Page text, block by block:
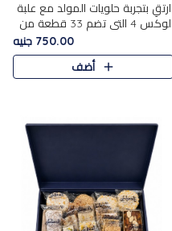
ارتقِ بتجربة حلويات المولد مع علبة
لوكس 4 التي تضم 33 قطعة من
تشكيلة فاخرة ومتنوعة من أشهر
الأصناف الشرقية. تحتوي العلبة على
الجزرية بالفول،..
750.00 جنيه
أضف